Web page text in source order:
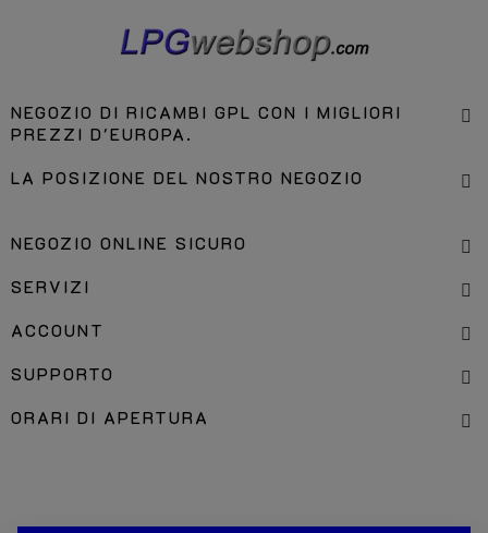
NEGOZIO DI RICAMBI GPL CON I MIGLIORI
PREZZI D'EUROPA.
LA POSIZIONE DEL NOSTRO NEGOZIO
NEGOZIO ONLINE SICURO
SERVIZI
ACCOUNT
SUPPORTO
ORARI DI APERTURA